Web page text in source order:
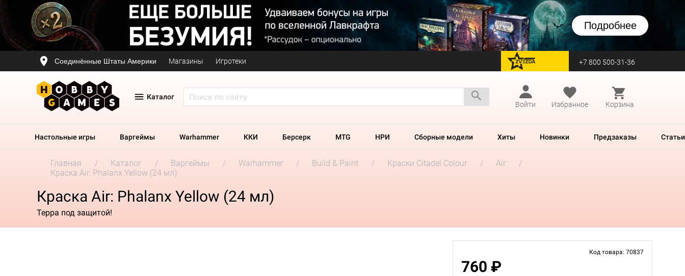
Подробнее
Соединённые Штаты Америки Магазины Игротеки перейти на Zvezda +7 800 500-31-36
Каталог
Войти
Избранное Корзина
Настольные игры Варгеймы Warhammer ККИ Берсерк MTG НРИ Сборные модели Хиты Новинки Предзаказы Статьи
Главная Каталог Варгеймы Warhammer Build & Paint Краски Citadel Colour
Air
Краска Air: Phalanx Yellow (24 мл)
Краска Air: Phalanx Yellow (24 мл)
Терра под защитой!
Код товара: 70837
760 ₽